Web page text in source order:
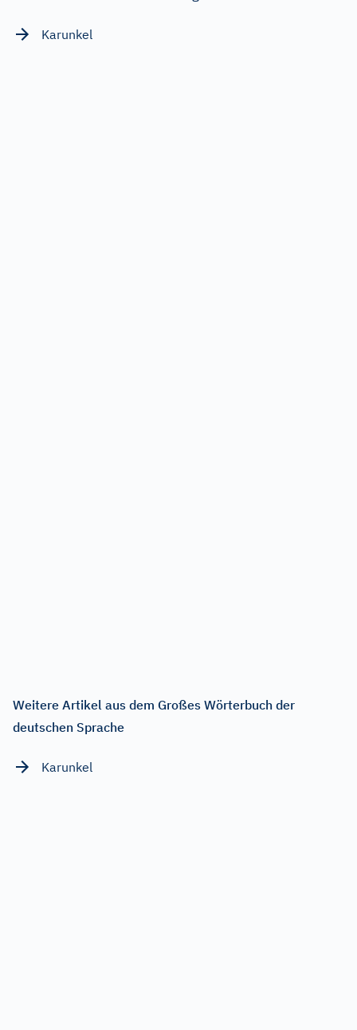
Karunkel
Weitere Artikel aus dem Großes Wörterbuch der
deutschen Sprache
Karunkel